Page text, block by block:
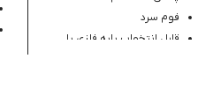
فوم سرد
قابل انتخواب پایه فلزی یا